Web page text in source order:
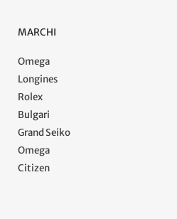
MARCHI
Omega
Longines
Rolex
Bulgari
Grand Seiko
Omega
Citizen